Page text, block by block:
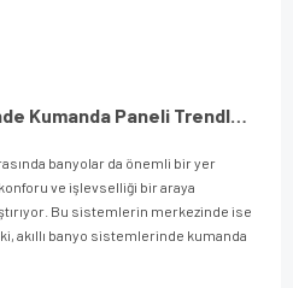
Akıllı Banyo Sistemlerinde Kumanda Paneli Trendleri
banyolar da önemli bir yer
ve işlevselliği bir araya
Bu sistemlerin merkezinde ise
akıllı banyo sistemlerinde kumanda